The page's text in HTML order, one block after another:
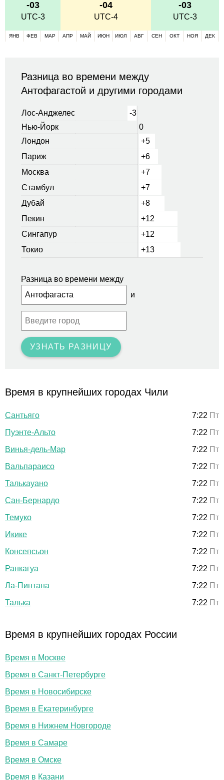
-03
UTC-3
-04
UTC-4
-03
UTC-3
ЯНВ ФЕВ МАР АПР МАЙ ИЮН ИЮЛ АВГ СЕН ОКТ НОЯ ДЕК
Разница во времени между
Антофагастой и другими городами
Лос-Анджелес
-3
Нью-Йорк
0
Лондон
+5
Париж
+6
Москва
+7
Стамбул
+7
Дубай
+8
Пекин
+12
Сингапур
+12
Токио
+13
Разница во времени между
и
УЗНАТЬ РАЗНИЦУ
Время в крупнейших городах Чили
Сантьяго 7:22 Пт
Пуэнте-Альто
7:22 Пт
Винья-дель-Мар
7:22 Пт
Вальпараисо
7:22 Пт
Талькауано
7:22 Пт
Сан-Бернардо
7:22 Пт
Темуко
7:22 Пт
Икике
7:22 Пт
Консепсьон
7:22 Пт
Ранкагуа
7:22 Пт
Ла-Пинтана
7:22 Пт
Талька
7:22 Пт
Время в крупнейших городах России
Время в Москве
Время в Санкт-Петербурге
Время в Новосибирске
Время в Екатеринбурге
Время в Нижнем Новгороде
Время в Самаре
Время в Омске
Время в Казани